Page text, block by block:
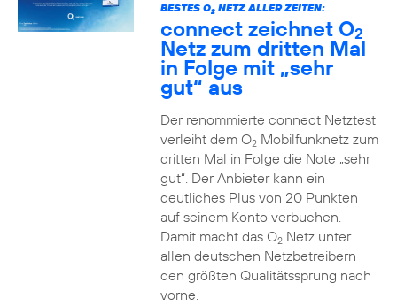
BESTES O2NETZ ALLER ZEITEN:
connect zeichnet O2
Netz zum dritten Mal
in Folge mit „sehr
gut“ aus
Der renommierte connect Netztest
verleiht dem O2Mobilfunknetz zum
dritten Mal in Folge die Note „sehr
gut“. Der Anbieter kann ein
deutliches Plus von 20 Punkten
auf seinem Konto verbuchen.
Damit macht das O2Netz unter
allen deutschen Netzbetreibern
den größten Qualitätssprung nach
vorne.